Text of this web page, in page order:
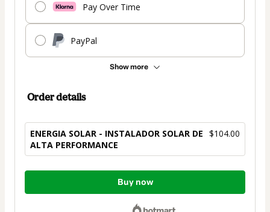
Pay Over Time
PayPal
Show more
Order details
ENERGIA SOLAR - INSTALADOR SOLAR DE
ALTA PERFORMANCE
$104.00
Total
Buy now